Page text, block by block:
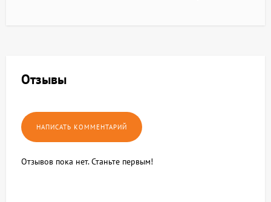
Отзывы
Отзывов пока нет. Станьте первым!